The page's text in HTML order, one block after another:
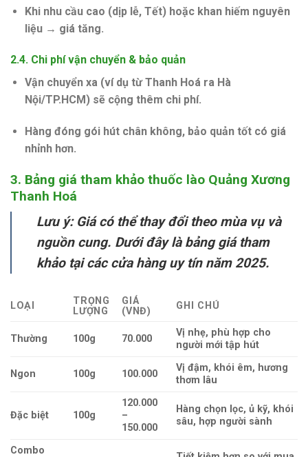
Khi nhu cầu cao (dịp lễ, Tết) hoặc khan hiếm nguyên
liệu → giá tăng.
2.4. Chi phí vận chuyển & bảo quản
Vận chuyển xa (ví dụ từ Thanh Hoá ra Hà
Nội/TP.HCM) sẽ cộng thêm chi phí.
Hàng đóng gói hút chân không, bảo quản tốt có giá
nhỉnh hơn.
3. Bảng giá tham khảo thuốc lào Quảng Xương
Thanh Hoá
Lưu ý: Giá có thể thay đổi theo mùa vụ và
nguồn cung. Dưới đây là bảng giá tham
khảotại các cửa hàng uy tín năm 2025.
LOẠI
TRỌNG
LƯỢNG
GIÁ
(VNĐ)
GHI CHÚ
Thường 100g 70.000
Vị nhẹ, phù hợp cho
người mới tập hút
Ngon 100g 100.000
Vị đậm, khói êm, hương
thơm lâu
Đặc biệt 100g
120.000
–
150.000
Hàng chọn lọc, ủ kỹ, khói
sâu, hợp người sành
Combo